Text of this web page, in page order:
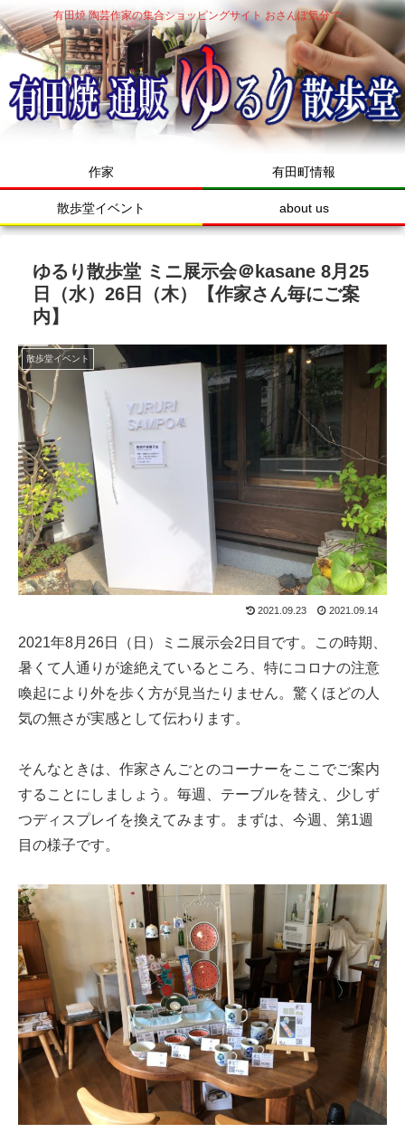
有田焼 陶芸作家の集合ショッピングサイト おさんぽ気分で…
作家 有田町情報
散歩堂イベント about us
ゆるり散歩堂 ミニ展示会＠kasane 8月25
日（水）26日（木）【作家さん毎にご案
内】
散歩堂イベント
2021.09.23 2021.09.14
2021年8月26日（日）ミニ展示会2日目です。この時期、
暑くて人通りが途絶えているところ、特にコロナの注意
喚起により外を歩く方が見当たりません。驚くほどの人
気の無さが実感として伝わります。
そんなときは、作家さんごとのコーナーをここでご案内
することにしましょう。毎週、テーブルを替え、少しず
つディスプレイを換えてみます。まずは、今週、第1週
目の様子です。